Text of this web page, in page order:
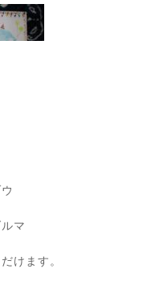
マ
けます。